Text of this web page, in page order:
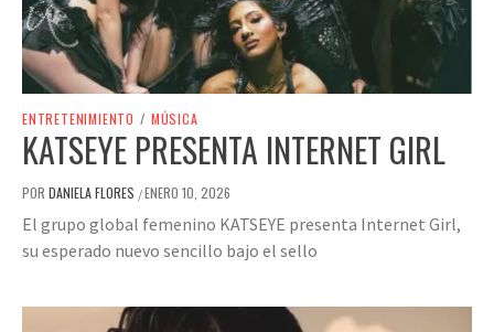
ENTRETENIMIENTO / MÚSICA
KATSEYE PRESENTA INTERNET GIRL
POR DANIELA FLORES /ENERO 10, 2026
El grupo global femenino KATSEYE presenta Internet Girl,
su esperado nuevo sencillo bajo el sello